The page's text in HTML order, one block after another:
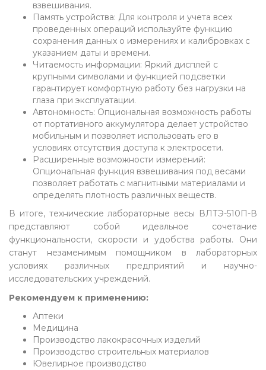
взвешивания.
Память устройства: Для контроля и учета всех
проведенных операций используйте функцию
сохранения данных о измерениях и калибровках с
указанием даты и времени.
Читаемость информации: Яркий дисплей с
крупными символами и функцией подсветки
гарантирует комфортную работу без нагрузки на
глаза при эксплуатации.
Автономность: Опциональная возможность работы
от портативного аккумулятора делает устройство
мобильным и позволяет использовать его в
условиях отсутствия доступа к электросети.
Расширенные возможности измерений:
Опциональная функция взвешивания под весами
позволяет работать с магнитными материалами и
определять плотность различных веществ.
В итоге, технические лабораторные весы ВЛТЭ-510П-В
представляют собой идеальное сочетание
функциональности, скорости и удобства работы. Они
станут незаменимым помощником в лабораторных
условиях различных предприятий и научно-
исследовательских учреждений.
Рекомендуем к применению:
Аптеки
Медицина
Производство лакокрасочных изделий
Производство строительных материалов
Ювелирное производство